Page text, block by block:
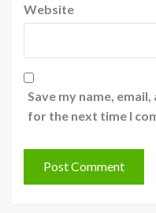
Website
Save my name,
for the next time I